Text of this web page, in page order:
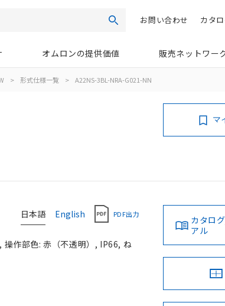
検索 カタ
お問い合わせ
オムロンの提供価値 販売ネットワー
> 形式仕様一覧 > A22NS-3BL-NRA-G021-NN
マ
日本語 English PDF出力
作部色: 赤（不透明）, IP66, ね
カタロ
アル